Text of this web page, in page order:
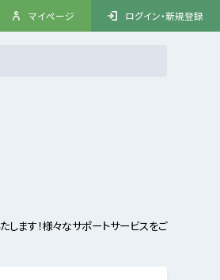
マイページ ログイン・新規登録
ます！様々なサポートサービスをご